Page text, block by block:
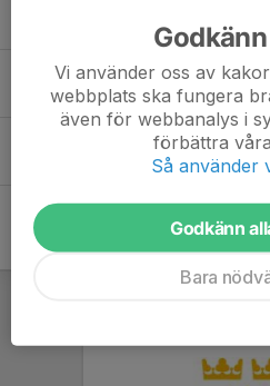
Ninja Falkengren
Tyra Jonsson
Vi använder oss av
webbplats ska fungera
även för webbanalys i
förbättra
Så använder
Godkänn
Bara